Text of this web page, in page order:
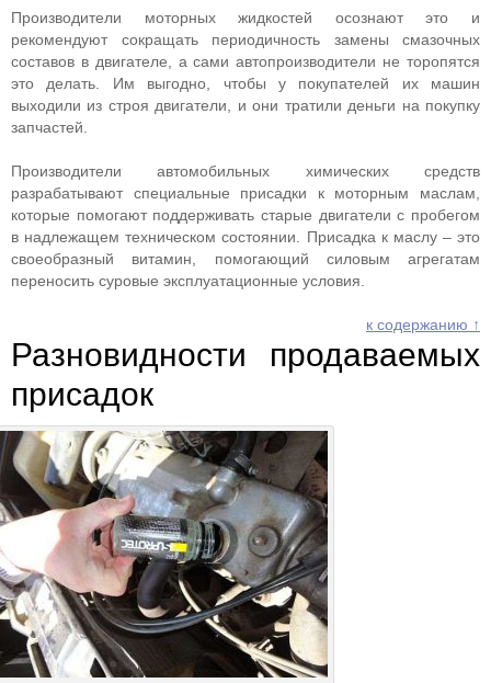
Производители моторных жидкостей осознают это и
рекомендуют сокращать периодичность замены смазочных
составов в двигателе, а сами автопроизводители не торопятся
это делать. Им выгодно, чтобы у покупателей их машин
выходили из строя двигатели, и они тратили деньги на покупку
запчастей.
Производители автомобильных химических средств
разрабатывают специальные присадки к моторным маслам,
которые помогают поддерживать старые двигатели с пробегом
в надлежащем техническом состоянии. Присадка к маслу – это
своеобразный витамин, помогающий силовым агрегатам
переносить суровые эксплуатационные условия.
к содержанию ↑
Разновидности продаваемых
присадок